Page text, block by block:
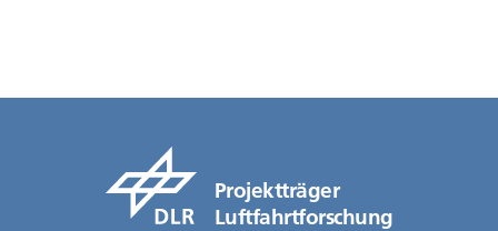
Projektträger
Luftfahrtforschung